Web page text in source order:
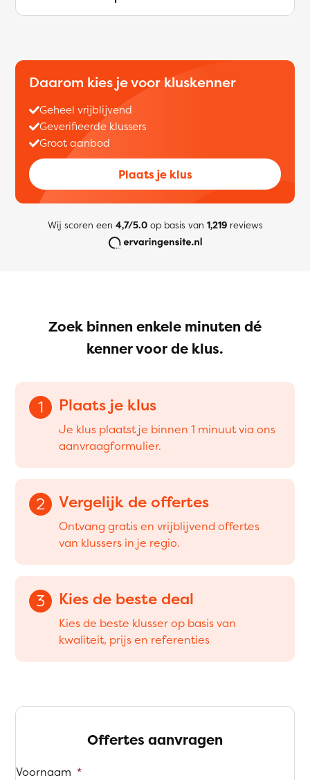
Daarom kies je voor kluskenner
Geheel vrijblijvend
Geverifieerde klussers
Groot aanbod
Plaats je klus
Wij scoren een 4,7/5.0op basis van 1,219reviews
Zoek binnen enkele minuten dé
kenner voor de klus.
1 Plaats je klus
Je klus plaatst je binnen 1 minuut via ons
aanvraagformulier.
2 Vergelijk de offertes
Ontvang gratis en vrijblijvend offertes
van klussers in je regio.
3 Kies de beste deal
Kies de beste klusser op basis van
kwaliteit, prijs en referenties
Offertes aanvragen
Voornaam *